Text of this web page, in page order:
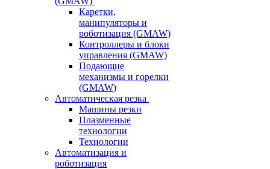
Каретки,
манипуляторы и
роботизация (GMAW)
Контроллеры и блоки
управления (GMAW)
Подающие
механизмы и горелки
(GMAW)
Автоматическая резка
Машины резки
Плазменные
технологии
Технологии
Автоматизация и
роботизация